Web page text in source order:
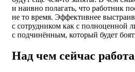
и наивно полагать, что работник
не то время. Эффективнее
с сотрудником как с полноценной
с подчинённым, который будет
Над чем сейчас